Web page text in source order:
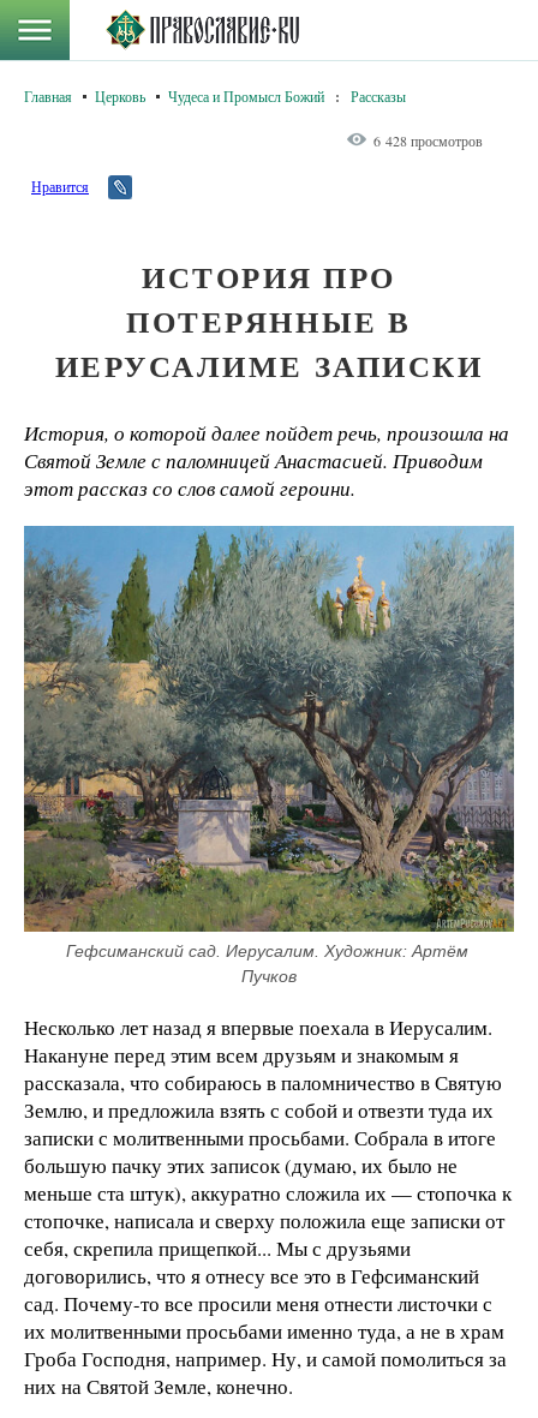
Главная Церковь Чудеса и Промысл Божий : Рассказы
6 428 просмотров
Нравится
ИСТОРИЯ ПРО
ПОТЕРЯННЫЕ В
ИЕРУСАЛИМЕ ЗАПИСКИ
История, о которой далее пойдет речь, произошла на
Святой Земле с паломницей Анастасией. Приводим
этот рассказ со слов самой героини.
Гефсиманский сад. Иерусалим. Художник: Артём
Пучков
Несколько лет назад я впервые поехала в Иерусалим.
Накануне перед этим всем друзьям и знакомым я
рассказала, что собираюсь в паломничество в Святую
Землю, и предложила взять с собой и отвезти туда их
записки с молитвенными просьбами. Собрала в итоге
большую пачку этих записок (думаю, их было не
меньше ста штук), аккуратно сложила их — стопочка к
стопочке, написала и сверху положила еще записки от
себя, скрепила прищепкой... Мы с друзьями
договорились, что я отнесу все это в Гефсиманский
сад. Почему-то все просили меня отнести листочки с
их молитвенными просьбами именно туда, а не в храм
Гроба Господня, например. Ну, и самой помолиться за
них на Святой Земле, конечно.